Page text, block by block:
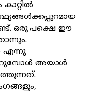
ഒരു പക്ഷെ ഈ
എന്നു
അയാൾ